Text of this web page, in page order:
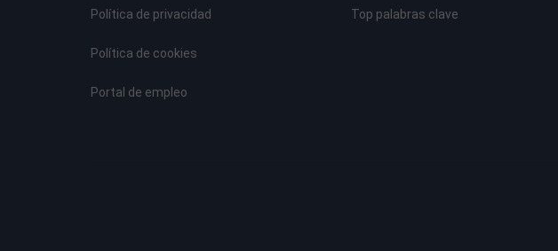
Política de privacidad
Política de cookies
Portal de empleo
Top palabras clave